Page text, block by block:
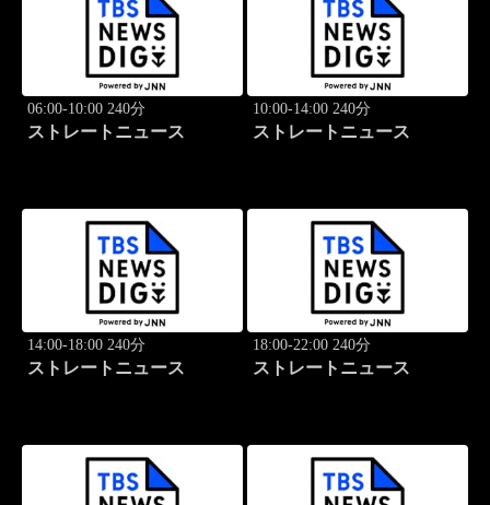
06:00-10:00 240分
ストレートニュース
10:00-14:00 240分
ストレートニュース
14:00-18:00 240分
ストレートニュース
18:00-22:00 240分
ストレートニュース